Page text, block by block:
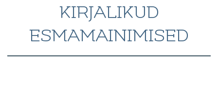
KIRJALIKUD
ESMAMAINIMISED